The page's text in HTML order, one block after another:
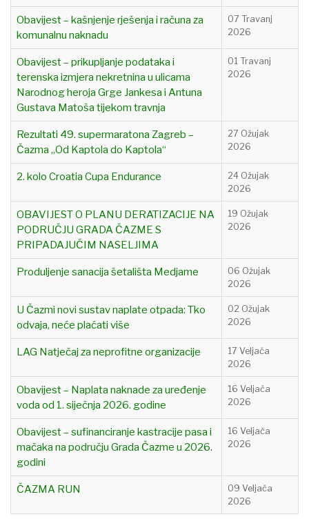
Obavijest – kašnjenje rješenja i računa za
komunalnu naknadu
07 Travanj
2026
Obavijest – prikupljanje podataka i
terenska izmjera nekretnina u ulicama
Narodnog heroja Grge Jankesa i Antuna
Gustava Matoša tijekom travnja
01 Travanj
2026
Rezultati 49. supermaratona Zagreb –
Čazma „Od Kaptola do Kaptola“
27 Ožujak
2026
2. kolo Croatia Cupa Endurance
24 Ožujak
2026
OBAVIJEST O PLANU DERATIZACIJE NA
PODRUČJU GRADA ČAZME S
PRIPADAJUĆIM NASELJIMA
19 Ožujak
2026
Produljenje sanacija šetališta Medjame
06 Ožujak
2026
U Čazmi novi sustav naplate otpada: Tko
odvaja, neće plaćati više
02 Ožujak
2026
LAG Natječaj za neprofitne organizacije
17 Veljača
2026
Obavijest – Naplata naknade za uređenje
voda od 1. siječnja 2026. godine
16 Veljača
2026
Obavijest – sufinanciranje kastracije pasa i
mačaka na području Grada Čazme u 2026.
godini
16 Veljača
2026
ČAZMA RUN
09 Veljača
2026